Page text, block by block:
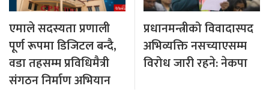
एमाले सदस्यता प्रणाली
पूर्ण रूपमा डिजिटल बन्दै,
वडा तहसम्म प्रविधिमैत्री
संगठन निर्माण अभियान
प्रधानमन्त्रीको विवादास्पद
अभिव्यक्ति नसच्याएसम्म
विरोध जारी रहने: नेकपा